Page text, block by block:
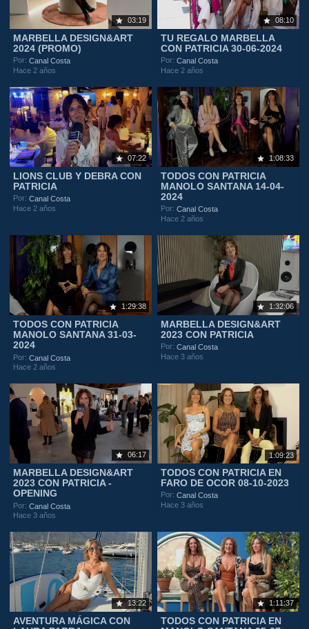
03:19
MARBELLA DESIGN&ART
2024 (PROMO)
Por:Canal Costa
Hace 2 años
08:10
TU REGALO MARBELLA
CON PATRICIA 30-06-2024
Por:Canal Costa
Hace 2 años
07:22
LIONS CLUB Y DEBRA CON
PATRICIA
Por:Canal Costa
Hace 2 años
1:08:33
TODOS CON PATRICIA
MANOLO SANTANA 14-04-
2024
Por:Canal Costa
Hace 2 años
1:29:38
TODOS CON PATRICIA
MANOLO SANTANA 31-03-
2024
Por:Canal Costa
Hace 2 años
1:32:06
MARBELLA DESIGN&ART
2023 CON PATRICIA
Por:Canal Costa
Hace 3 años
06:17
MARBELLA DESIGN&ART
2023 CON PATRICIA -
OPENING
Por:Canal Costa
Hace 3 años
1:09:23
TODOS CON PATRICIA EN
FARO DE OCOR 08-10-2023
Por:Canal Costa
Hace 3 años
13:22
AVENTURA MÁGICA CON
1:11:37
TODOS CON PATRICIA EN